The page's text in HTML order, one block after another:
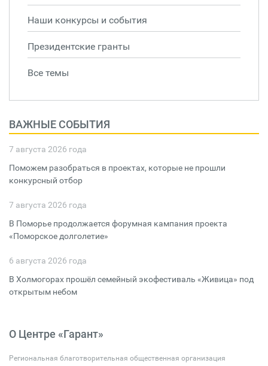
Наши конкурсы и события
Президентские гранты
Все темы
ВАЖНЫЕ СОБЫТИЯ
7 августа 2026 года
Поможем разобраться в проектах, которые не прошли
конкурсный отбор
7 августа 2026 года
В Поморье продолжается форумная кампания проекта
«Поморское долголетие»
6 августа 2026 года
В Холмогорах прошёл семейный экофестиваль «Живица» под
открытым небом
О Центре «Гарант»
Региональная благотворительная общественная организация